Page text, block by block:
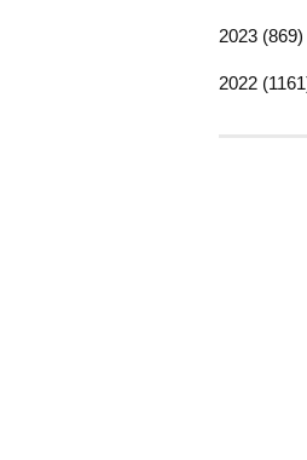
2023 (869)
2022